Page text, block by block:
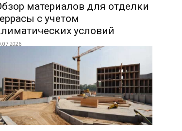
материалов для отделки
с учетом
условий